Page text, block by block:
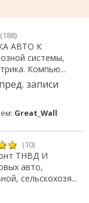
(188)
АВТО К
системы,
Компью...
записи
Great_Wall
(10)
ТНВД И
авто,
сельскохозя...